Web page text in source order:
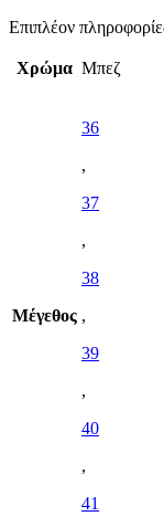
Επιπλέον
Χρώμα Μπεζ
Μέγεθος
36
,
37
,
38
,
39
,
40
,
41